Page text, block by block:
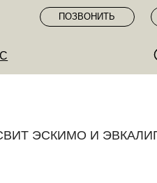
НАПИСАТЬ В TG
ЭСКИМО И